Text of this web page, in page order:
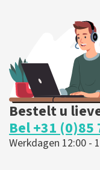
Bestelt u
Bel +31 (0)85
Werkdagen 12:00 -